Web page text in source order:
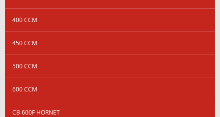
400 CCM
450 CCM
500 CCM
600 CCM
CB 600F HORNET